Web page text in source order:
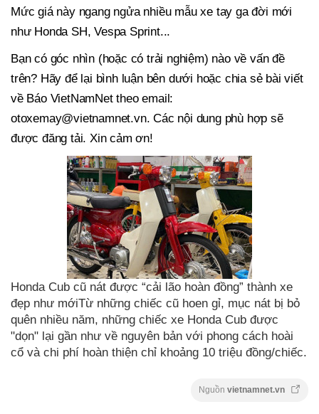
Mức giá này ngang ngửa nhiều mẫu xe tay ga đời mới
như Honda SH, Vespa Sprint...
Bạn có góc nhìn (hoặc có trải nghiệm) nào về vấn đề
trên? Hãy để lại bình luận bên dưới hoặc chia sẻ bài viết
về Báo VietNamNet theo email:
otoxemay@vietnamnet.vn. Các nội dung phù hợp sẽ
được đăng tải. Xin cảm ơn!
Honda Cub cũ nát được “cải lão hoàn đồng” thành xe
đẹp như mớiTừ những chiếc cũ hoen gỉ, mục nát bị bỏ
quên nhiều năm, những chiếc xe Honda Cub được
"dọn" lại gần như về nguyên bản với phong cách hoài
cổ và chi phí hoàn thiện chỉ khoảng 10 triệu đồng/chiếc.
Nguồn vietnamnet.vn